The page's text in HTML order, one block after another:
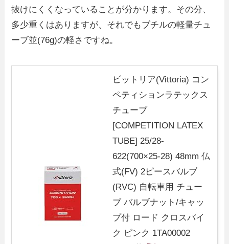
抜けにくくなっていることが分かります。その分、
多少重くはありますが、それでもブチルの軽量チュ
ーブ並(76g)の軽さですね。
ビットリア(Vittoria) コン
ペティションラテックス
チューブ
[COMPETITION LATEX
TUBE] 25/28-
622(700×25-28) 48mm 仏
式(FV) 2ピースバルブ
(RVC) 自転車用 チュー
ブ バルブナット/キャッ
プ付 ロード クロスバイ
ク ピンク 1TA00002